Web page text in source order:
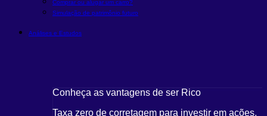
Comprar ou alugar um carro?
Simulação de patrimônio futuro
Análises e Estudos
Conheça as vantagens de ser Rico
Taxa zero de corretagem para investir em ações,